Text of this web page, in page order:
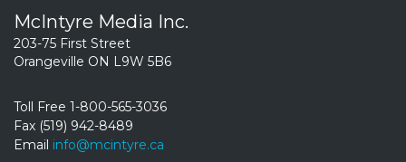
McIntyre Media Inc.
203-75 First Street
Orangeville ON L9W 5B6
Toll Free 1-800-565-3036
Fax (519) 942-8489
Email info@mcintyre.ca